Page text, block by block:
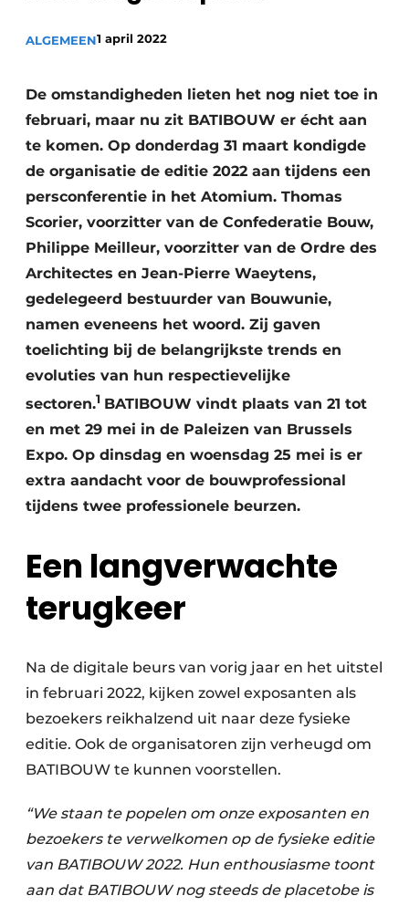
ALGEMEEN1 april 2022
De omstandigheden lieten het nog niet toe in
februari, maar nu zit BATIBOUW er écht aan
te komen. Op donderdag 31 maart kondigde
de organisatie de editie 2022 aan tijdens een
persconferentie in het Atomium. Thomas
Scorier, voorzitter van de Confederatie Bouw,
Philippe Meilleur, voorzitter van de Ordre des
Architectes en Jean-Pierre Waeytens,
gedelegeerd bestuurder van Bouwunie,
namen eveneens het woord. Zij gaven
toelichting bij de belangrijkste trends en
evoluties van hun respectievelijke
sectoren.1 BATIBOUW vindt plaats van 21 tot
en met 29 mei in de Paleizen van Brussels
Expo. Op dinsdag en woensdag 25 mei is er
extra aandacht voor de bouwprofessional
tijdens twee professionele beurzen.
Een langverwachte
terugkeer
Na de digitale beurs van vorig jaar en het uitstel
in februari 2022, kijken zowel exposanten als
bezoekers reikhalzend uit naar deze fysieke
editie. Ook de organisatoren zijn verheugd om
BATIBOUW te kunnen voorstellen.
“We staan te popelen om onze exposanten en
bezoekers te verwelkomen op de fysieke editie
van BATIBOUW 2022. Hun enthousiasme toont
aan dat BATIBOUW nog steeds de placetobe is